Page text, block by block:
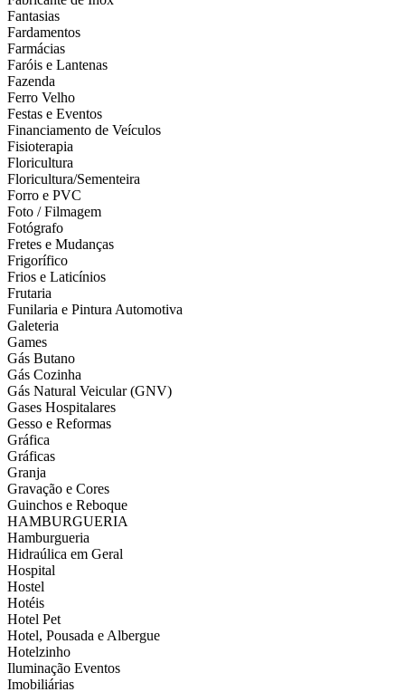
Fantasias
Fardamentos
Farmácias
Faróis e Lantenas
Fazenda
Ferro Velho
Festas e Eventos
Financiamento de Veículos
Fisioterapia
Floricultura
Floricultura/Sementeira
Forro e PVC
Foto / Filmagem
Fotógrafo
Fretes e Mudanças
Frigorífico
Frios e Laticínios
Frutaria
Funilaria e Pintura Automotiva
Galeteria
Games
Gás Butano
Gás Cozinha
Gás Natural Veicular (GNV)
Gases Hospitalares
Gesso e Reformas
Gráfica
Gráficas
Granja
Gravação e Cores
Guinchos e Reboque
HAMBURGUERIA
Hamburgueria
Hidraúlica em Geral
Hospital
Hostel
Hotéis
Hotel Pet
Hotel, Pousada e Albergue
Hotelzinho
Iluminação Eventos
Imobiliárias